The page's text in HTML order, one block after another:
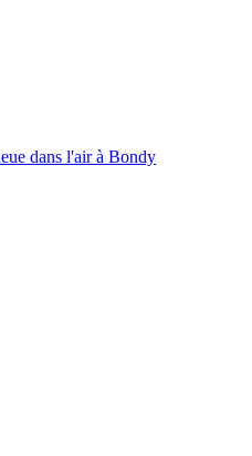
dans l'air à Bondy